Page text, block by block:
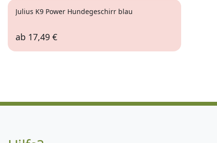
Julius K9 Power Hundegeschirr blau
ab 17,49 €